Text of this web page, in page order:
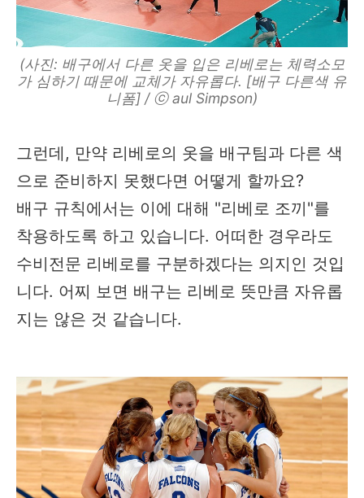
(사진: 배구에서 다른 옷을 입은 리베로는 체력소모
가 심하기 때문에 교체가 자유롭다. [배구 다른색 유
니폼] / ⓒ aul Simpson)
그런데, 만약 리베로의 옷을 배구팀과 다른 색
으로 준비하지 못했다면 어떻게 할까요?
배구 규칙에서는 이에 대해 "리베로 조끼"를
착용하도록 하고 있습니다. 어떠한 경우라도
수비전문 리베로를 구분하겠다는 의지인 것입
니다. 어찌 보면 배구는 리베로 뜻만큼 자유롭
지는 않은 것 같습니다.